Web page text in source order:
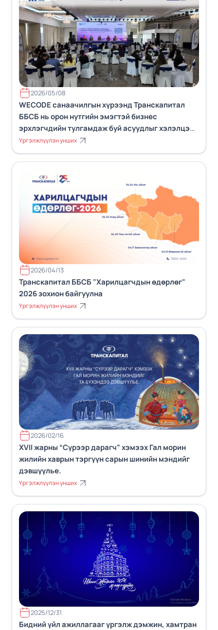
2026/05/08
WECODE санаачилгын хүрээнд Транскапитал
ББСБ нь орон нутгийн эмэгтэй бизнес
эрхлэгчдийн тулгамдаж буй асуудлыг хэлэлцэж
дуу хоолойг СЗХ-нд хүргэлээ.
Үргэлжлүүлэн унших
2026/04/13
Транскапитал ББСБ "Харилцагчдын өдөрлөг"
2026 зохион байгуулна
Үргэлжлүүлэн унших
2026/02/16
XVII жарны “Сүрээр дарагч” хэмээх Гал морин
жилийн хаврын тэргүүн сарын шинийн мэндийг
дэвшүүлье.
Үргэлжлүүлэн унших
2025/12/31
Бидний үйл ажиллагааг үргэлж дэмжин, хамтран